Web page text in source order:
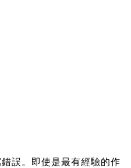
誤。即使是最有經驗的作